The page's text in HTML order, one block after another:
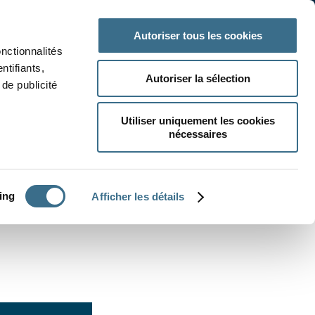
publicité
Afficher les détails
Autoriser tous les cookies
Autoriser la sélection
Utiliser uniquement les cookies
nécessaires